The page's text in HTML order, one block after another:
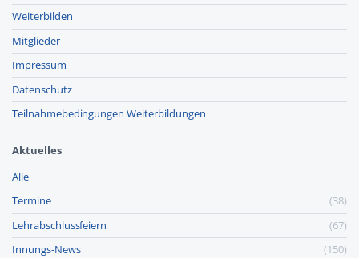
Weiterbilden
Mitglieder
Impressum
Datenschutz
Teilnahmebedingungen Weiterbildungen
Aktuelles
Alle
Termine
(38)
Lehr­abschluss­feiern
(67)
Innungs-News
(150)